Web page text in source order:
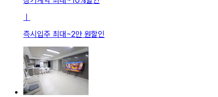
ㅣ
즉시입주 최대~2만 원할인